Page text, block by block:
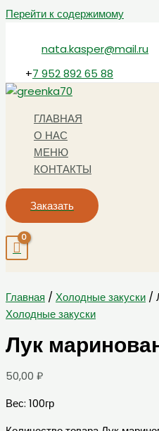
Перейти к содержимому
nata.kasper@mail.ru
+7 952 892 65 88
ГЛАВНАЯ
О НАС
МЕНЮ
КОНТАКТЫ
Заказать
Главная / Холодные закуски /
Холодные закуски
Лук
50,00 ₽
Вес: 100гр